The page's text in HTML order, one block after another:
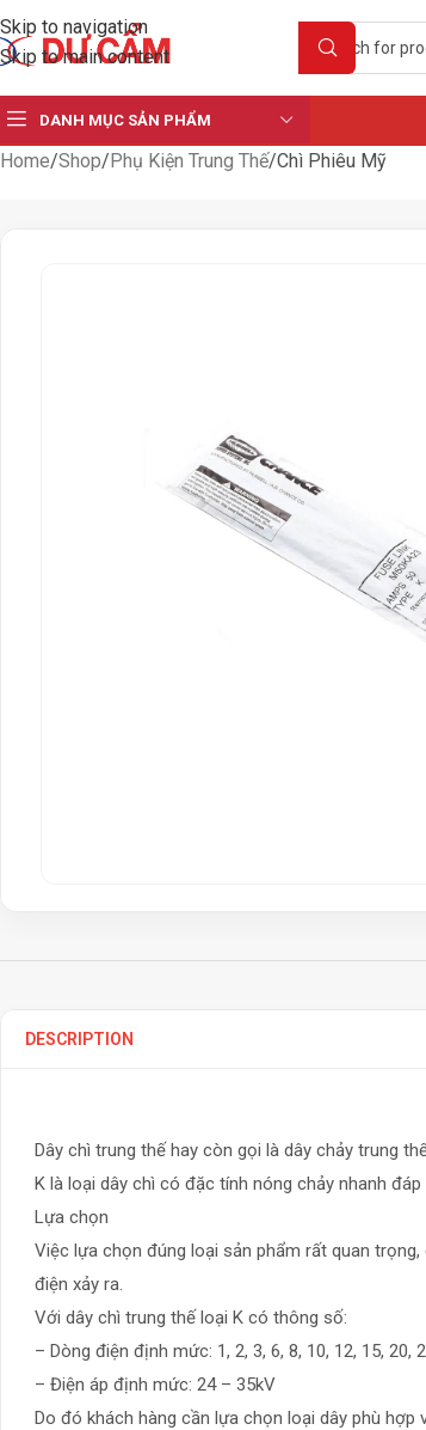
Skip to navigation
Skip to main content
DANH MỤC SẢN PHẨM
Home Shop Phụ Kiện Trung Thế Chì Phiêu Mỹ
DESCRIPTION
Dây chì trung thế hay còn gọi là dây chảy trung
K là loại dây chì có đặc tính nóng chảy nhanh
Lựa chọn
Việc lựa chọn đúng loại sản phẩm rất quan
điện xảy ra.
Với dây chì trung thế loại K có thông số:
– Dòng điện định mức: 1, 2, 3, 6, 8, 10, 12, 15, 20,
– Điện áp định mức: 24 – 35kV
Do đó khách hàng cần lựa chọn loại dây phù